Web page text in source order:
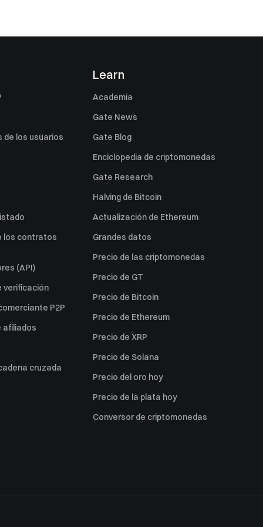
de los usuarios
los contratos
(API)
verificación
P2P
afiliados
cruzada
Learn
Academia
Gate News
Gate Blog
Enciclopedia de criptomonedas
Gate Research
Halving de Bitcoin
Actualización de Ethereum
Grandes datos
Precio de las criptomonedas
Precio de GT
Precio de Bitcoin
Precio de Ethereum
Precio de XRP
Precio de Solana
Precio del oro hoy
Precio de la plata hoy
Conversor de criptomonedas